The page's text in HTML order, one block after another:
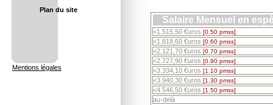
Plan du site
Mentions légales
Salaire Mensuel en
<1.515,50 €uros [0.50 pmss]
<1.818,60 €uros [0.60 pmss]
<2.121,70 €uros [0.70 pmss]
<2.727,90 €uros [0.90 pmss]
<3.334,10 €uros [1.10 pmss]
<3.940,30 €uros [1.30 pmss]
<4.546,50 €uros [1.50 pmss]
au-delà